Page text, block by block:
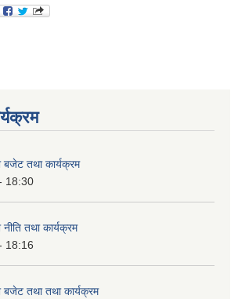
तथा कार्यक्रम
18:30
तथा कार्यक्रम
18:16
तथा तथा कार्यक्रम